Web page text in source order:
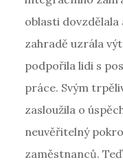
oblasti dovzdělala
zahradě uzrála
podpořila lidi s
práce. Svým
zasloužila o
neuvěřitelný
zaměstnanců.